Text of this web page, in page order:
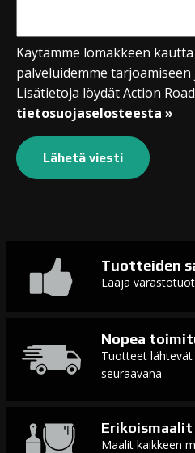
Käytämme lomakkeen
palveluidemme
Lisätietoja löydät Action
tietosuojaselosteesta »
Tuotteiden
Laaja
Nopea
Tuotteet lähtevät
seuraavana
Erikoismaalit
Maalit kaikkeen